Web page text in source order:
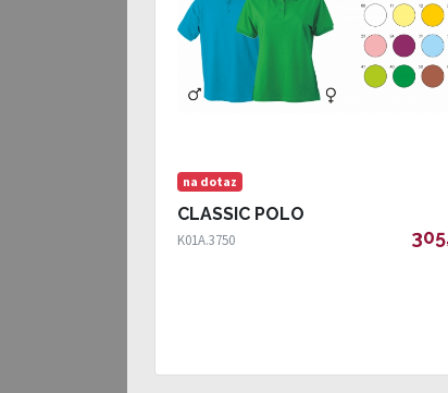
na dotaz
CLASSIC POLO
K01A.3750